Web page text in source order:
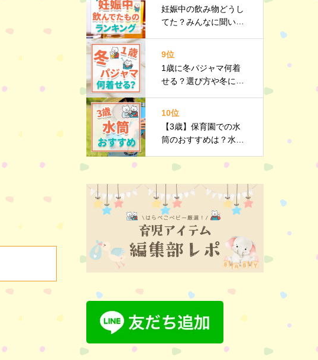
妊娠中の飲み物どうし
てた？みんなに聞いた
9位
1歳に冬パジャマ何着
せる？選び方や冬にお
10位
【3歳】保育園での水
筒のおすすめは？水筒
点を解説